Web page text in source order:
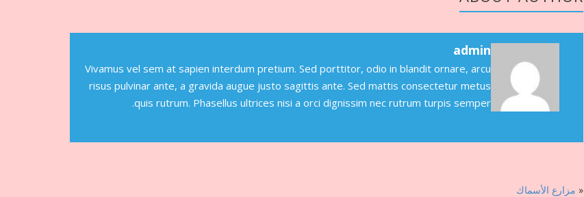
admin
Vivamus vel sem at sapien interdum pretium. Sed porttitor, odio in blandit ornare, arcu
risus pulvinar ante, a gravida augue justo sagittis ante. Sed mattis consectetur metus
quis rutrum. Phasellus ultrices nisi a orci dignissim nec rutrum turpis semper.
« مزارع الأسماك